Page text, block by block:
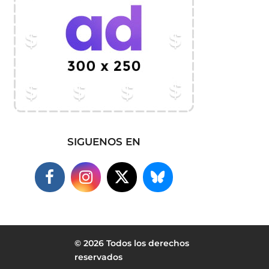
SIGUENOS EN
© 2026 Todos los derechos
reservados